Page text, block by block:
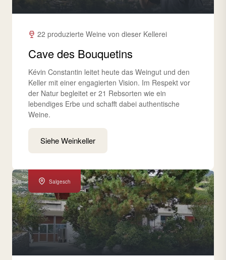
22 produzierte Weine von dieser Kellerei
Cave des Bouquetins
Kévin Constantin leitet heute das Weingut und den
Keller mit einer engagierten Vision. Im Respekt vor
der Natur begleitet er 21 Rebsorten wie ein
lebendiges Erbe und schafft dabei authentische
Weine.
Siehe Weinkeller
Salgesch